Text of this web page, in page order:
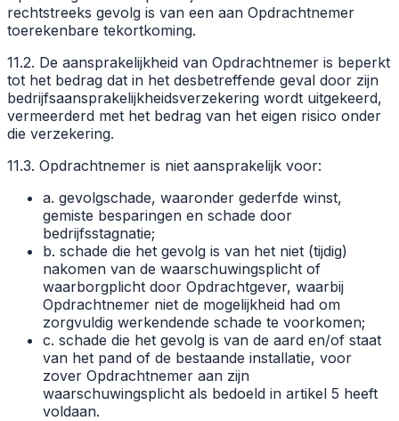
rechtstreeks gevolg is van een aan Opdrachtnemer
toerekenbare tekortkoming.
11.2. De aansprakelijkheid van Opdrachtnemer is beperkt
tot het bedrag dat in het desbetreffende geval door zijn
bedrijfsaansprakelijkheidsverzekering wordt uitgekeerd,
vermeerderd met het bedrag van het eigen risico onder
die verzekering.
11.3. Opdrachtnemer is niet aansprakelijk voor:
a. gevolgschade, waaronder gederfde winst,
gemiste besparingen en schade door
bedrijfsstagnatie;
b. schade die het gevolg is van het niet (tijdig)
nakomen van de waarschuwingsplicht of
waarborgplicht door Opdrachtgever, waarbij
Opdrachtnemer niet de mogelijkheid had om
zorgvuldig werkendende schade te voorkomen;
c. schade die het gevolg is van de aard en/of staat
van het pand of de bestaande installatie, voor
zover Opdrachtnemer aan zijn
waarschuwingsplicht als bedoeld in artikel 5 heeft
voldaan.